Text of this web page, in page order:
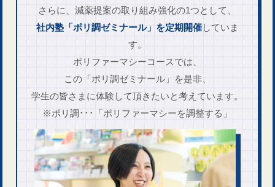
さらに、減薬提案の取り組み強化の1つとして、
社内塾「ポリ調ゼミナール」を定期開催していま
す。
ポリファーマシーコースでは、
この「ポリ調ゼミナール」を是非、
学生の皆さまに体験​して頂きたいと考えています。
※ポリ調･･･「ポリファーマシーを調整する」